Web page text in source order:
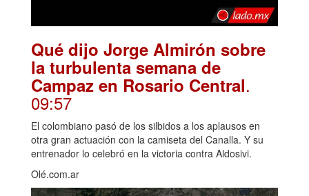
Qué dijo Jorge Almirón sobre
la turbulenta semana de
Campaz en Rosario Central.
09:57
El colombiano pasó de los silbidos a los aplausos en
otra gran actuación con la camiseta del Canalla. Y su
entrenador lo celebró en la victoria contra Aldosivi.
Olé.com.ar